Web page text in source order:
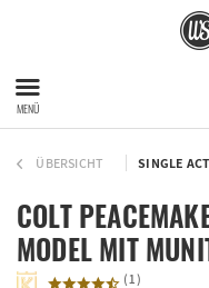
MENÜ
ÜBERSICHT SINGLE
COLT
MODEL MIT
(1)